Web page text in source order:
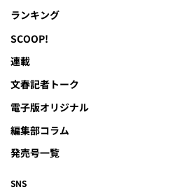
ランキング
SCOOP!
連載
文春記者トーク
電子版オリジナル
編集部コラム
発売号一覧
SNS